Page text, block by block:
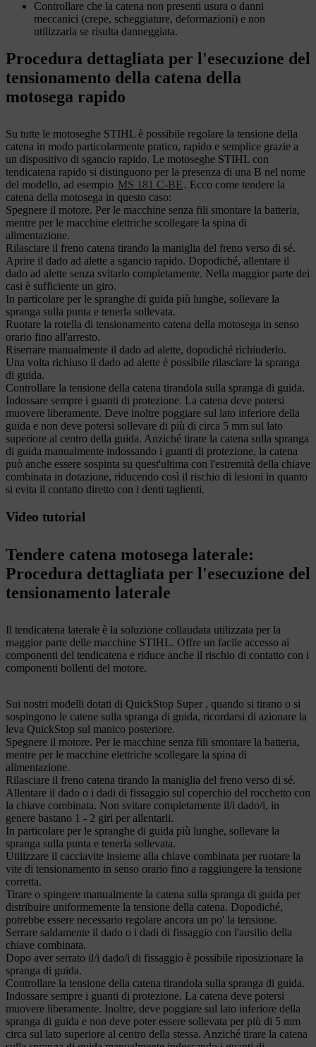
Controllare che la catena non presenti usura o danni
meccanici (crepe, scheggiature, deformazioni) e non
utilizzarla se risulta danneggiata.
Procedura dettagliata per l'esecuzione del
tensionamento della catena della
motosega rapido
Su tutte le motoseghe STIHL è possibile regolare la tensione della
catena in modo particolarmente pratico, rapido e semplice grazie a
un dispositivo di sgancio rapido. Le motoseghe STIHL con
tendicatena rapido si distinguono per la presenza di una B nel nome
del modello, ad esempio MS 181 C-BE . Ecco come tendere la
catena della motosega in questo caso:
Spegnere il motore. Per le macchine senza fili smontare la batteria,
mentre per le macchine elettriche scollegare la spina di
alimentazione.
Rilasciare il freno catena tirando la maniglia del freno verso di sé.
Aprire il dado ad alette a sgancio rapido. Dopodiché, allentare il
dado ad alette senza svitarlo completamente. Nella maggior parte dei
casi è sufficiente un giro.
In particolare per le spranghe di guida più lunghe, sollevare la
spranga sulla punta e tenerla sollevata.
Ruotare la rotella di tensionamento catena della motosega in senso
orario fino all'arresto.
Riserrare manualmente il dado ad alette, dopodiché richiuderlo.
Una volta richiuso il dado ad alette è possibile rilasciare la spranga
di guida.
Controllare la tensione della catena tirandola sulla spranga di guida.
Indossare sempre i guanti di protezione. La catena deve potersi
muovere liberamente. Deve inoltre poggiare sul lato inferiore della
guida e non deve potersi sollevare di più di circa 5 mm sul lato
superiore al centro della guida. Anziché tirare la catena sulla spranga
di guida manualmente indossando i guanti di protezione, la catena
può anche essere sospinta su quest'ultima con l'estremità della chiave
combinata in dotazione, riducendo così il rischio di lesioni in quanto
si evita il contatto diretto con i denti taglienti.
Video tutorial
Tendere catena motosega laterale:
Procedura dettagliata per l'esecuzione del
tensionamento laterale
Il tendicatena laterale è la soluzione collaudata utilizzata per la
maggior parte delle macchine STIHL. Offre un facile accesso ai
componenti del tendicatena e riduce anche il rischio di contatto con i
componenti bollenti del motore.
Sui nostri modelli dotati di QuickStop Super , quando si tirano o si
sospingono le catene sulla spranga di guida, ricordarsi di azionare la
leva QuickStop sul manico posteriore.
Spegnere il motore. Per le macchine senza fili smontare la batteria,
mentre per le macchine elettriche scollegare la spina di
alimentazione.
Rilasciare il freno catena tirando la maniglia del freno verso di sé.
Allentare il dado o i dadi di fissaggio sul coperchio del rocchetto con
la chiave combinata. Non svitare completamente il/i dado/i, in
genere bastano 1 - 2 giri per allentarli.
In particolare per le spranghe di guida più lunghe, sollevare la
spranga sulla punta e tenerla sollevata.
Utilizzare il cacciavite insieme alla chiave combinata per ruotare la
vite di tensionamento in senso orario fino a raggiungere la tensione
corretta.
Tirare o spingere manualmente la catena sulla spranga di guida per
distribuire uniformemente la tensione della catena. Dopodiché,
potrebbe essere necessario regolare ancora un po' la tensione.
Serrare saldamente il dado o i dadi di fissaggio con l'ausilio della
chiave combinata.
Dopo aver serrato il/i dado/i di fissaggio è possibile riposizionare la
spranga di guida.
Controllare la tensione della catena tirandola sulla spranga di guida.
Indossare sempre i guanti di protezione. La catena deve potersi
muovere liberamente. Inoltre, deve poggiare sul lato inferiore della
spranga di guida e non deve poter essere sollevata per più di 5 mm
circa sul lato superiore al centro della stessa. Anziché tirare la catena